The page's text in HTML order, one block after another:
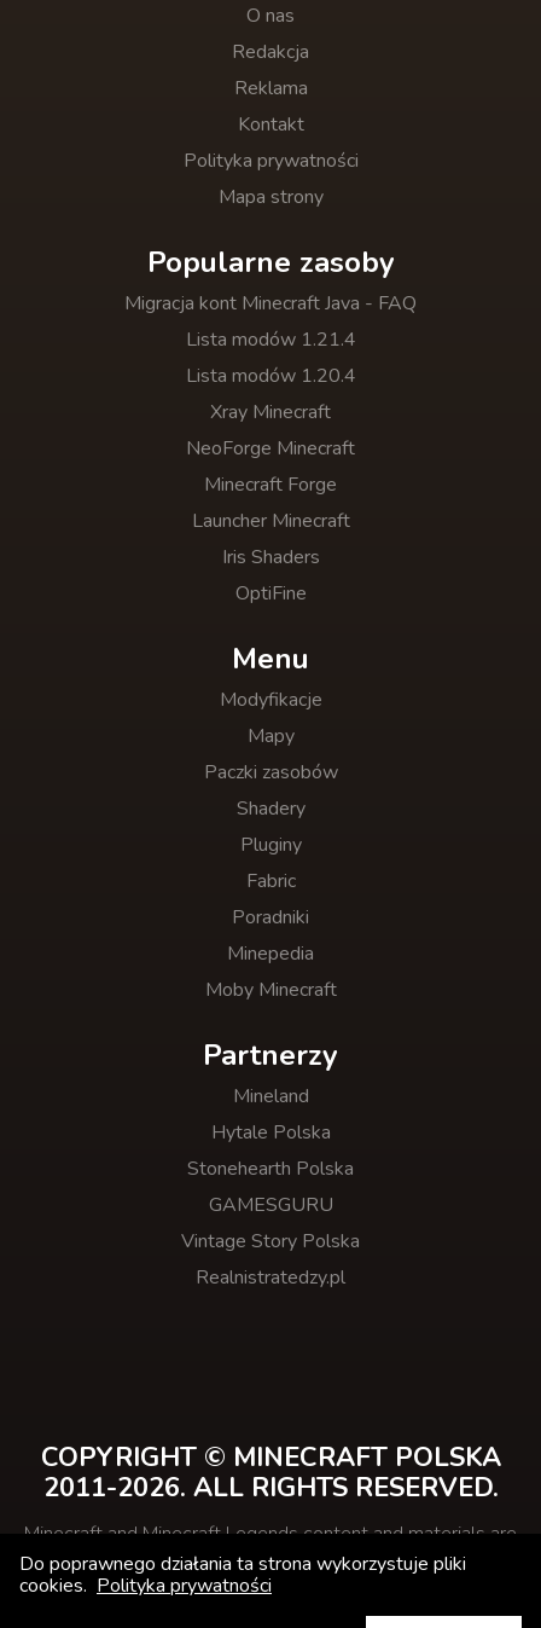
O nas
Redakcja
Reklama
Kontakt
Polityka prywatności
Mapa strony
Popularne zasoby
Migracja kont Minecraft Java - FAQ
Lista modów 1.21.4
Lista modów 1.20.4
Xray Minecraft
NeoForge Minecraft
Minecraft Forge
Launcher Minecraft
Iris Shaders
OptiFine
Menu
Modyfikacje
Mapy
Paczki zasobów
Shadery
Pluginy
Fabric
Poradniki
Minepedia
Moby Minecraft
Partnerzy
Mineland
Hytale Polska
Stonehearth Polska
GAMESGURU
Vintage Story Polska
Realnistratedzy.pl
COPYRIGHT © MINECRAFT POLSKA
2011-2026. ALL RIGHTS RESERVED.
Minecraft and Minecraft Legends content and materials are
trademarks and copyrights of Mojang Studios and its
licensors.
This website is not affiliated with Minecraft.net or
Do poprawnego działania ta strona wykorzystuje pliki
cookies. Polityka prywatności